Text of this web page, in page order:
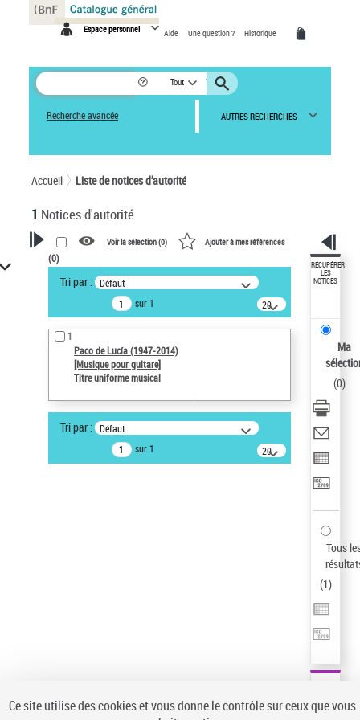
Espace personnel Aide Une question ? Historique
Tout
Recherche avancée AUTRES RECHERCHES
Accueil Liste de notices d’autorité
1 Notices d'autorité
VOTRE RECHERCHE
Recherche avancée dans les
notices d’autorité
Œuvres liées à l'auteur :
Paco de Lucía (1947-2014)
Auteur d’œuvre
ne s'applique pas
Type de notice d'autorité
Voir la sélection (0) Ajouter à mes références
(0)
Tri par : Défaut
sur 1
20
résultats/page
1
Paco de Lucía (1947-2014)
[Musique pour guitare]
Titre uniforme musical
Tri par : Défaut
sur 1
20
résultats/page
RÉCUPÉRER
LES
NOTICES
Ma
(0)
Tous
(1)
Panneau de gestion des cookies
Ce site utilise des cookies et vous donne le contrôle sur ceux que vous